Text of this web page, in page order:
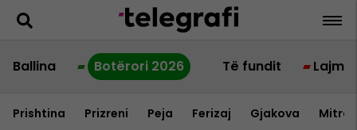
Ballina Botërori 2026 Të fundit Lajme
Prishtina Prizreni Peja Ferizaj Gjakova